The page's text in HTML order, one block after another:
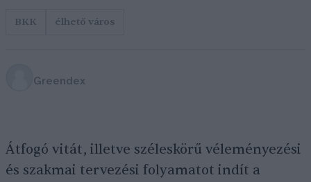
BKK élhető város
Greendex
Átfogó vitát, illetve széleskörű véleményezési
és szakmai tervezési folyamatot indít a